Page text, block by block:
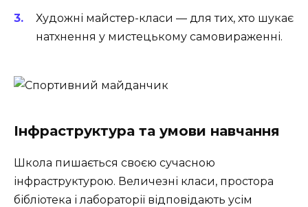
Художні майстер-класи — для тих, хто шукає
натхнення у мистецькому самовираженні.
Інфраструктура та умови навчання
Школа пишається своєю сучасною
інфраструктурою. Величезні класи, простора
бібліотека і лабораторії відповідають усім